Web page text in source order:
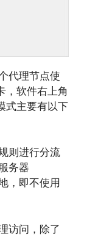
代理节点使
，软件右上角
式主要有以下
则进行分流
务器
，即不使用
访问，除了